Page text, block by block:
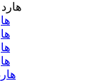
هارد